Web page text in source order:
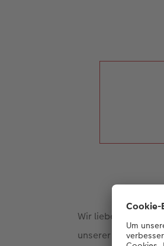
Wir lieben es bunt!
unserer Bücher